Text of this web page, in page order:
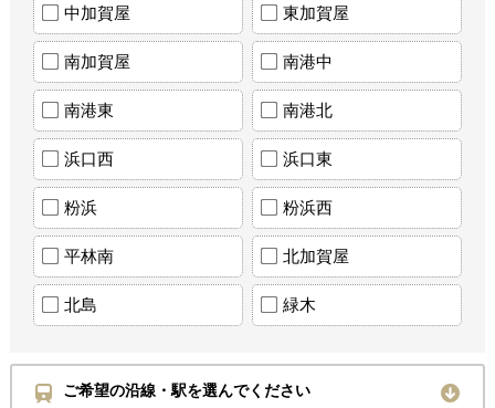
中加賀屋 東加賀屋
南加賀屋 南港中
南港東 南港北
浜口西 浜口東
粉浜 粉浜西
平林南 北加賀屋
北島 緑木
ご希望の沿線・駅を選んでください